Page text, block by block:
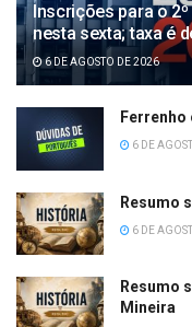
Inscrições para o
nesta sexta; taxa é
6 DE AGOSTO DE 2026
6 DE
Resumo
6 DE
Resumo
Mineira